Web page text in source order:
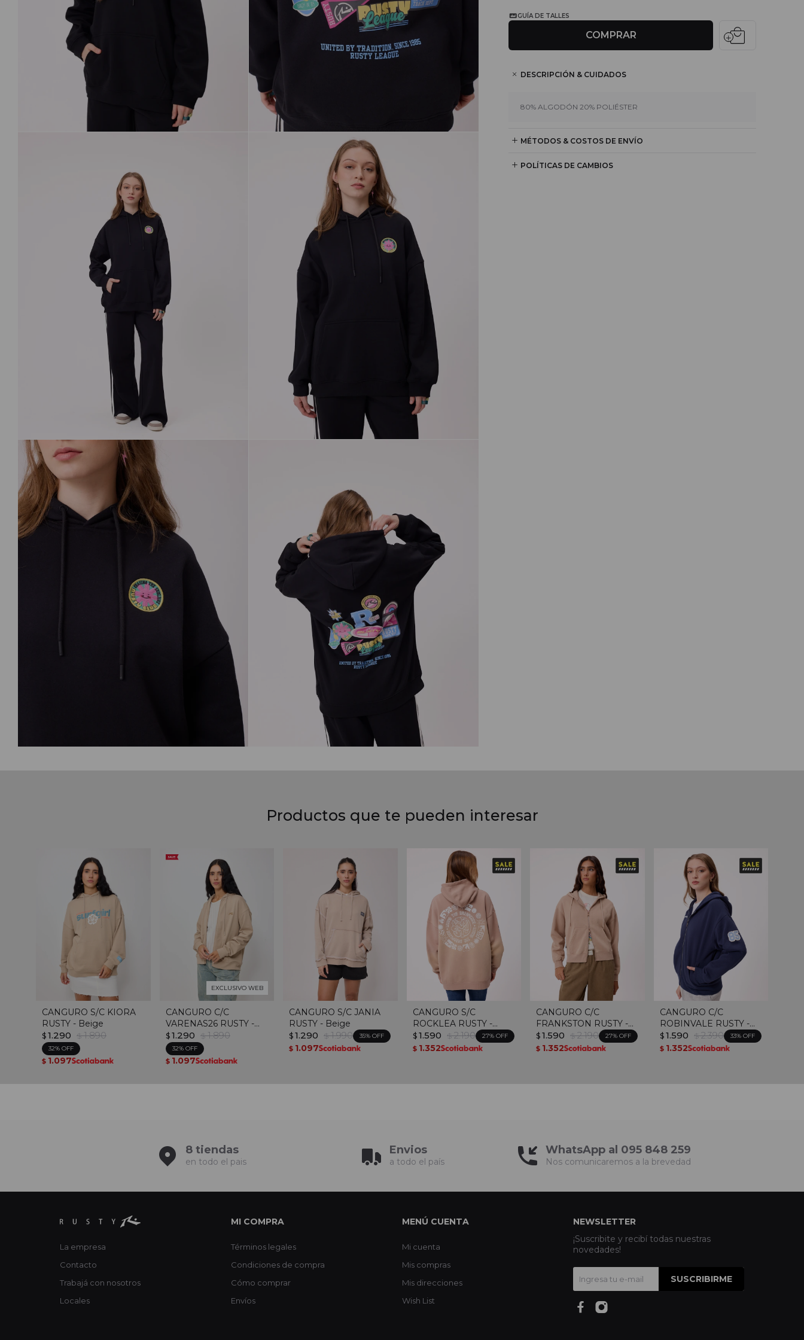
GUÍA DE TALLES
COMPRAR local_mall
DESCRIPCIÓN & CUIDADOS
80% ALGODÓN 20% POLIÉSTER
MÉTODOS & COSTOS DE ENVÍO
POLÍTICAS DE CAMBIOS
Productos que te pueden interesar
CANGURO S/C KIORA
RUSTY - Beige
$ 1.290 $ 1.890
32
$ 1.097
EXCLUSIVO WEB
CANGURO C/C
VARENAS26 RUSTY -
Beige
$ 1.290 $ 1.890
32
$ 1.097
CANGURO S/C JANIA
RUSTY - Beige
$ 1.290 $ 1.990 35
$ 1.097
CANGURO S/C
ROCKLEA RUSTY -
Taupe
$ 1.590 $ 2.190 27
$ 1.352
CANGURO C/C
FRANKSTON RUSTY -
Taupe
$ 1.590 $ 2.190 27
$ 1.352
CANGURO C/C
ROBINVALE RUSTY -
Navy
$ 1.590 $ 2.390 33
$ 1.352
8 tiendas
en todo el pais
Envios
a todo el país
WhatsApp al 095 848 259
Nos comunicaremos a la brevedad
La empresa
Contacto
Trabajá con nosotros
Locales
MI COMPRA
Términos legales
Condiciones de compra
Cómo comprar
Envíos
MENÚ CUENTA
Mi cuenta
Mis compras
Mis direcciones
Wish List
NEWSLETTER
¡Suscribite y recibí todas nuestras
novedades!
SUSCRIBIRME